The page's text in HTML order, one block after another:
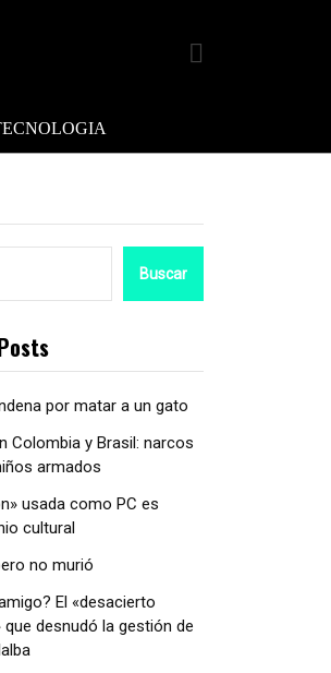
Buscar
por matar a un gato
Colombia y Brasil: narcos
armados
usada como PC es
cultural
no murió
El «desacierto
que desnudó la gestión de